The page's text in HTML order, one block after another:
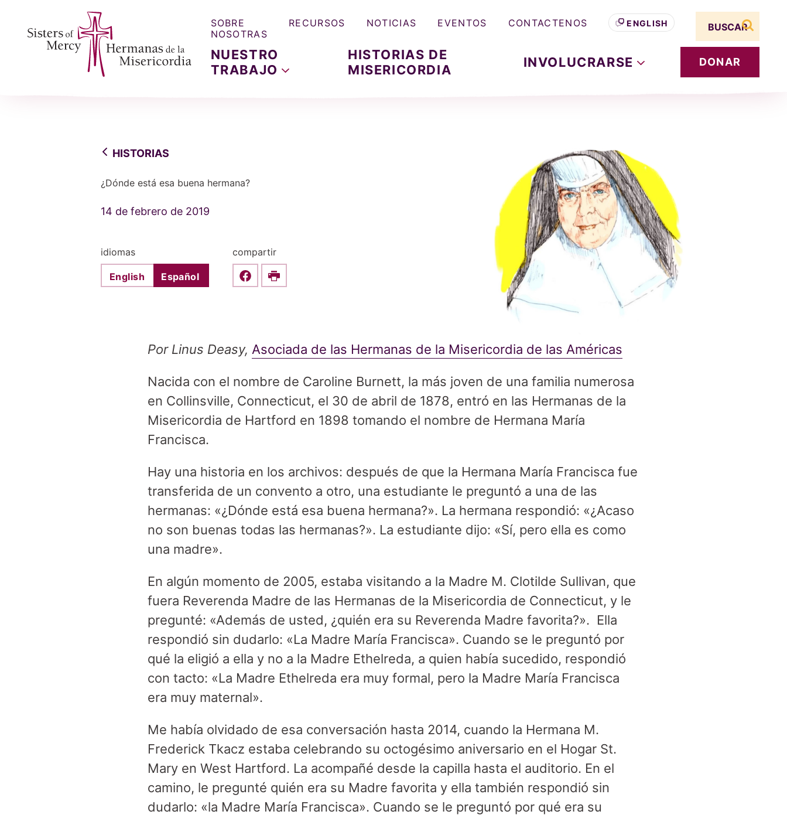
NUESTRO
TRABAJO
HISTORIAS DE
MISERICORDIA
INVOLUCRARSE DONAR
SOBRE
NOSOTRAS
RECURSOS NOTICIAS EVENTOS CONTACTENOS ENGLISH
Search term
buscar
HISTORIAS
¿Dónde está esa buena hermana?
14 de febrero de 2019
idiomas
English Español
compartir
Share this on Facebook
Print
Por Linus Deasy, Asociada de las Hermanas de la Misericordia de las Américas
Nacida con el nombre de Caroline Burnett, la más joven de una familia numerosa
en Collinsville, Connecticut, el 30 de abril de 1878, entró en las Hermanas de la
Misericordia de Hartford en 1898 tomando el nombre de Hermana María
Francisca.
Hay una historia en los archivos: después de que la Hermana María Francisca fue
transferida de un convento a otro, una estudiante le preguntó a una de las
hermanas: «¿Dónde está esa buena hermana?». La hermana respondió: «¿Acaso
no son buenas todas las hermanas?». La estudiante dijo: «Sí, pero ella es como
una madre».
En algún momento de 2005, estaba visitando a la Madre M. Clotilde Sullivan, que
fuera Reverenda Madre de las Hermanas de la Misericordia de Connecticut, y le
pregunté: «Además de usted, ¿quién era su Reverenda Madre favorita?». Ella
respondió sin dudarlo: «La Madre María Francisca». Cuando se le preguntó por
qué la eligió a ella y no a la Madre Ethelreda, a quien había sucedido, respondió
con tacto: «La Madre Ethelreda era muy formal, pero la Madre María Francisca
era muy maternal».
Me había olvidado de esa conversación hasta 2014, cuando la Hermana M.
Frederick Tkacz estaba celebrando su octogésimo aniversario en el Hogar St.
Mary en West Hartford. La acompañé desde la capilla hasta el auditorio. En el
camino, le pregunté quién era su Madre favorita y ella también respondió sin
dudarlo: «la Madre María Francisca». Cuando se le preguntó por qué era su